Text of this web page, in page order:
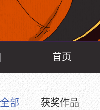
首页
全部 获奖作品